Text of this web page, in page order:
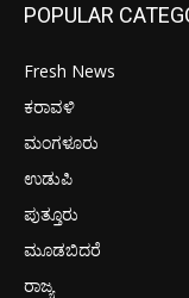
POPULAR
Fresh News
ಕರಾವಳಿ
ಮಂಗಳೂರು
ಉಡುಪಿ
ಪುತ್ತೂರು
ಮೂಡಬಿದರೆ
ರಾಜ್ಯ